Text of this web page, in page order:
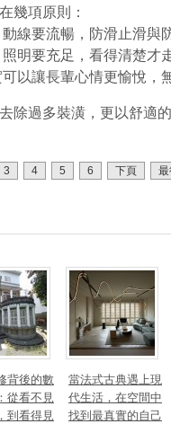
幾項原則：
線要流暢，防滑止滑與
明要充足，看得清楚才
以讓長輩心情更愉悅，
除過多裝潢，更以舒適
3 4 5 6 下頁
背後的數
從看不見
到看得見
當法式古典遇上現
代生活，在空間中
找到最真實的自己